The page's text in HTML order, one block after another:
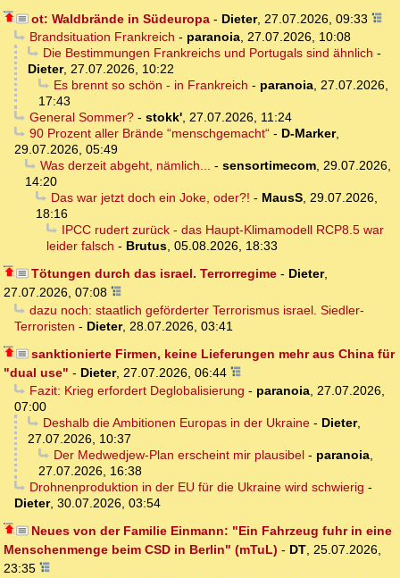
ot: Waldbrände in Südeuropa- Dieter, 27.07.2026, 09:33
Brandsituation Frankreich - paranoia, 27.07.2026, 10:08
Die Bestimmungen Frankreichs und Portugals sind ähnlich -
Dieter, 27.07.2026, 10:22
Es brennt so schön - in Frankreich - paranoia, 27.07.2026,
17:43
General Sommer?- stokk', 27.07.2026, 11:24
90 Prozent aller Brände “menschgemacht“- D-Marker,
29.07.2026, 05:49
Was derzeit abgeht, nämlich... - sensortimecom, 29.07.2026,
14:20
Das war jetzt doch ein Joke, oder?! - MausS, 29.07.2026,
18:16
IPCC rudert zurück - das Haupt-Klimamodell RCP8.5 war
leider falsch - Brutus, 05.08.2026, 18:33
Tötungen durch das israel. Terrorregime- Dieter,
27.07.2026, 07:08
dazu noch: staatlich geförderter Terrorismus israel. Siedler-
Terroristen - Dieter, 28.07.2026, 03:41
sanktionierte Firmen, keine Lieferungen mehr aus China für
"dual use" - Dieter, 27.07.2026, 06:44
Fazit: Krieg erfordert Deglobalisierung - paranoia, 27.07.2026,
07:00
Deshalb die Ambitionen Europas in der Ukraine- Dieter,
27.07.2026, 10:37
Der Medwedjew-Plan erscheint mir plausibel- paranoia,
27.07.2026, 16:38
Drohnenproduktion in der EU für die Ukraine wird schwierig -
Dieter, 30.07.2026, 03:54
Neues von der Familie Einmann: "Ein Fahrzeug fuhr in eine
Menschenmenge beim CSD in Berlin" (mTuL) - DT, 25.07.2026,
23:35